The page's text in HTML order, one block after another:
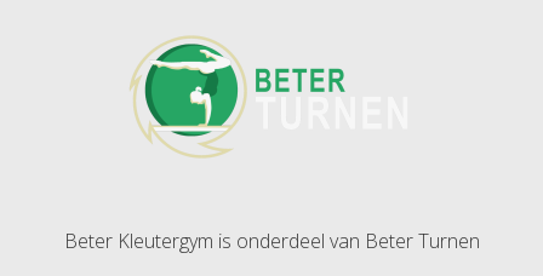
Beter Kleutergym is onderdeel van Beter Turnen